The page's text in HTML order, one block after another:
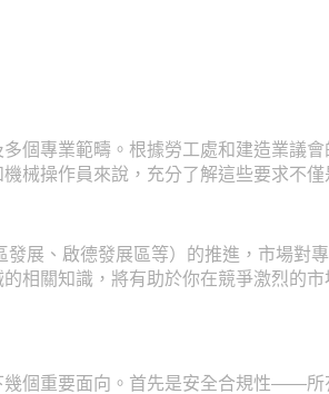
個專業範疇。根據勞工處和建造業議
械操作員來說，充分了解這些要求不
展、啟德發展區等）的推進，市場對
相關知識，將有助於你在競爭激烈的市
個重要面向。首先是安全合規性——所